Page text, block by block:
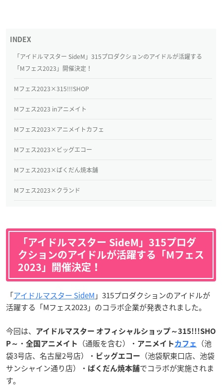
「アイドルマスター SideM」315プロダクションのアイドルが活躍する
「Mフェス2023」開催決定！
Mフェス2023×315!!!SHOP
Mフェス2023 inアニメイト
Mフェス2023×アニメイトカフェ
Mフェス2023×ビッグエコー
Mフェス2023×ばくだん焼本舗
Mフェス2023×クランド
「アイドルマスター SideM」315プロダ
クションのアイドルが活躍する「Mフェス
2023 」開催決定！
「アイドルマスター SideM 」315プロダクションのアイドルが
活躍する「Mフェス2023」のコラボ企業が発表されました。
今回は、
アイドルマスター オフィシャルショップ～315!!!SHO
P～ ・ 全国アニメイト （通販を含む）・ アニメイト カフェ
（池
袋3号店、名古屋2号店）・ ビッグエコー
（池袋駅東口店、池袋
サンシャイン通り店）・ ばくだん焼本舗でコラボが実施されま
す。